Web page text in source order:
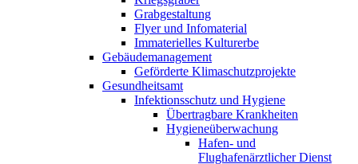
Grabgestaltung
Flyer und Infomaterial
Immaterielles Kulturerbe
Gebäudemanagement
Geförderte Klimaschutzprojekte
Gesundheitsamt
Infektionsschutz und Hygiene
Übertragbare Krankheiten
Hygieneüberwachung
Hafen- und
Flughafenärztlicher Dienst​